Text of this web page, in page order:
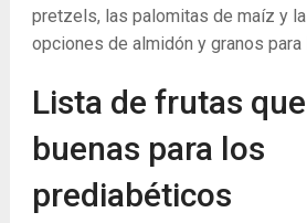
pretzels, las palomitas de maíz y
opciones de almidón y granos
Lista de frutas
buenas para los
prediabéticos